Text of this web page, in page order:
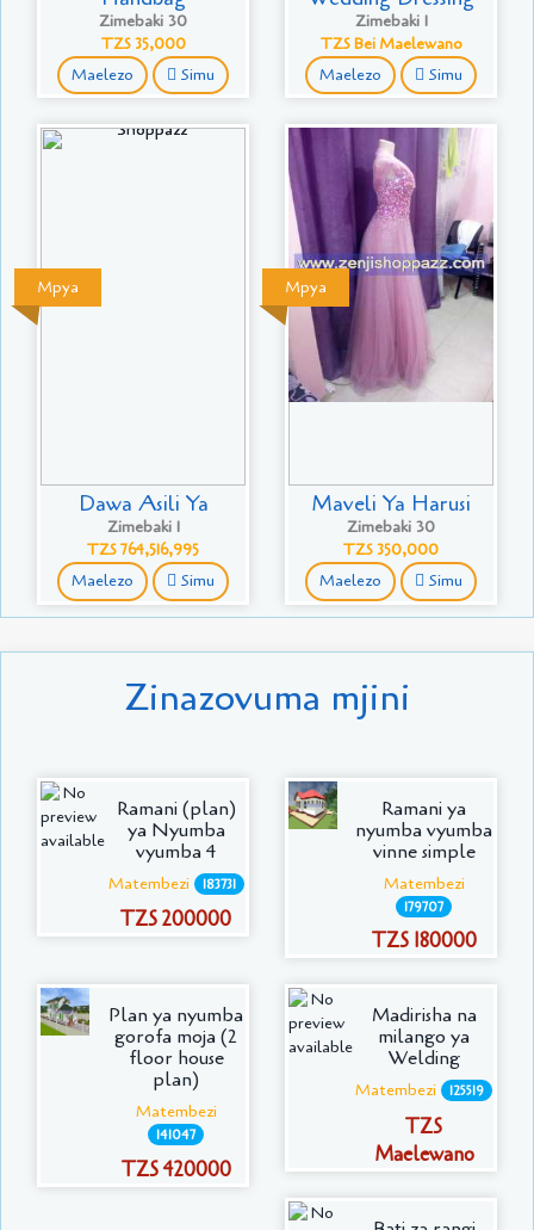
Zimebaki 30
TZS 35,000
Maelezo Simu
Zimebaki 1
TZS Bei Maelewano
Maelezo Simu
Mpya
Dawa Asili Ya
Zimebaki 1
TZS 764,516,995
Maelezo Simu
Mpya
Maveli Ya Harusi
Zimebaki 30
TZS 350,000
Maelezo Simu
Zinazovuma mjini
Ramani (plan)
ya Nyumba
vyumba 4
Matembezi 183731
TZS 200000
Ramani ya
nyumba vyumba
vinne simple
Matembezi
179707
TZS 180000
Plan ya nyumba
gorofa moja (2
floor house
plan)
Matembezi
141047
TZS 420000
Madirisha na
milango ya
Welding
Matembezi 125519
TZS
Maelewano